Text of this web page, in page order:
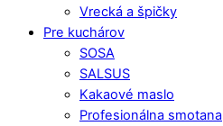
Vrecká a špičky
Pre kuchárov
SOSA
SALSUS
Kakaové maslo
Profesionálna smotana